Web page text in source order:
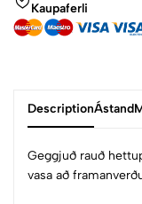
Kaupaferli
DescriptionÁstand
Geggjuð rauð
vasa að